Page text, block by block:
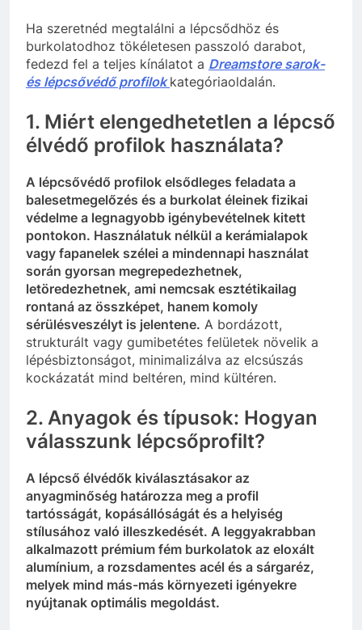
Ha szeretnéd megtalálni a lépcsődhöz és
burkolatodhoz tökéletesen passzoló darabot,
fedezd fel a teljes kínálatot a Dreamstore sarok-
és lépcsővédő profilokkategóriaoldalán.
1. Miért elengedhetetlen a lépcső
élvédő profilok használata?
A lépcsővédő profilok elsődleges feladata a
balesetmegelőzés és a burkolat éleinek fizikai
védelme a legnagyobb igénybevételnek kitett
pontokon. Használatuk nélkül a kerámialapok
vagy fapanelek szélei a mindennapi használat
során gyorsan megrepedezhetnek,
letöredezhetnek, ami nemcsak esztétikailag
rontaná az összképet, hanem komoly
sérülésveszélyt is jelentene. A bordázott,
strukturált vagy gumibetétes felületek növelik a
lépésbiztonságot, minimalizálva az elcsúszás
kockázatát mind beltéren, mind kültéren.
2. Anyagok és típusok: Hogyan
válasszunk lépcsőprofilt?
A lépcső élvédők kiválasztásakor az
anyagminőség határozza meg a profil
tartósságát, kopásállóságát és a helyiség
stílusához való illeszkedését. A leggyakrabban
alkalmazott prémium fém burkolatok az eloxált
alumínium, a rozsdamentes acél és a sárgaréz,
melyek mind más-más környezeti igényekre
nyújtanak optimális megoldást.